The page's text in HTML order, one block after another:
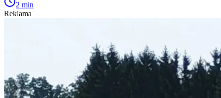
2 min
Reklama